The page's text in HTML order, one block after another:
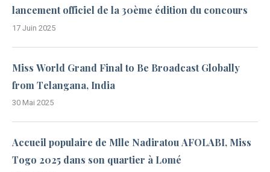
lancement officiel de la 30ème édition du concours
17 Juin 2025
Miss World Grand Final to Be Broadcast Globally
from Telangana, India
30 Mai 2025
Accueil populaire de Mlle Nadiratou AFOLABI, Miss
Togo 2025 dans son quartier à Lomé